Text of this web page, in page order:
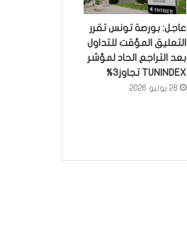
عاجل: بورصة تونس تقرر
التعليق المؤقت للتداول
بعد التراجع الحاد لمؤشر
TUNINDEX تجاوز3%
28 يوليو 2026